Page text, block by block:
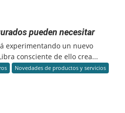
pueden necesitar
experimentando un nuevo
consciente de ello crea...
Novedades de productos y servicios